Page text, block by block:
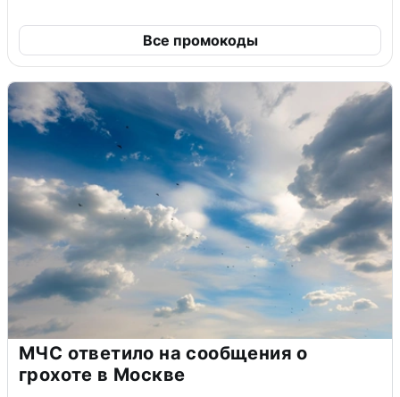
Все промокоды
МЧС ответило на сообщения о
грохоте в Москве